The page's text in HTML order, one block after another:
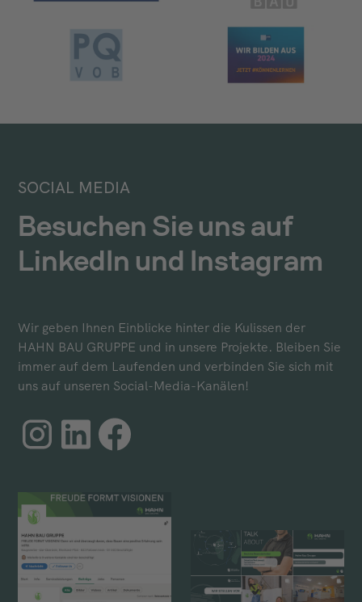
SOCIAL MEDIA
Besuchen Sie uns auf
LinkedIn und Instagram
Wir geben Ihnen Einblicke hinter die Kulissen der
HAHN BAU GRUPPE und in unsere Projekte. Bleiben Sie
immer auf dem Laufenden und verbinden Sie sich mit
uns auf unseren Social-Media-Kanälen!